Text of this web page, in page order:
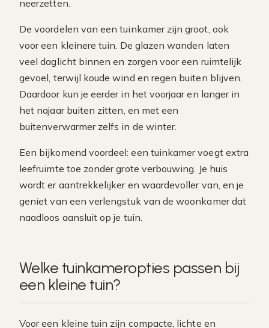
neerzetten.
De voordelen van een tuinkamer zijn groot, ook
voor een kleinere tuin. De glazen wanden laten
veel daglicht binnen en zorgen voor een ruimtelijk
gevoel, terwijl koude wind en regen buiten blijven.
Daardoor kun je eerder in het voorjaar en langer in
het najaar buiten zitten, en met een
buitenverwarmer zelfs in de winter.
Een bijkomend voordeel: een tuinkamer voegt extra
leefruimte toe zonder grote verbouwing. Je huis
wordt er aantrekkelijker en waardevoller van, en je
geniet van een verlengstuk van de woonkamer dat
naadloos aansluit op je tuin.
Welke tuinkameropties passen bij
een kleine tuin?
Voor een kleine tuin zijn compacte, lichte en